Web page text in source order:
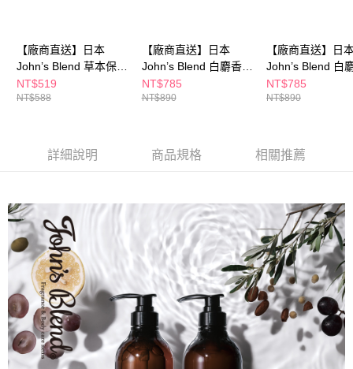
是否繳費成功／繳費後需取消欲退款等相關疑問，請聯繫「AFTEE先享後付
客戶支援中心」https://netprotections.freshdesk.com/support/home
【注意事項】
１．透過由恩沛科技股份有限公司提供之「AFTEE先享後付」服務完成之交
２．關於個人資料處理事宜，請瀏覽以下網址：
https://aftee.tw/terms/#terms3
任。
４．使用「AFTEE先享後付」時，將依據個別帳號之用戶狀況，依本公司即
時審查核予不同之上限額度；若仍有額度不足之情形，本公司將視審查結果
請求用戶進行身份認證。
５．嚴禁一人註冊多個帳號或使用他人資訊註冊。若發現惡意使用之情形，
恩沛科技股份有限公司將有權停止該用戶之使用額度並採取法律行動。
【廠商直送】日本
John’s Blend 草本保濕
洗髮精480mL 白麝香
NT$519
NT$588
【廠商直送】日本
John’s Blend 白麝香草
本保濕潤髮乳480g+補
充包450g
NT$785
NT$890
【廠商直送】日
John’s Blend 白
本保濕洗髮精
480mL+補充包
NT$785
NT$890
詳細說明 商品規格 相關推薦